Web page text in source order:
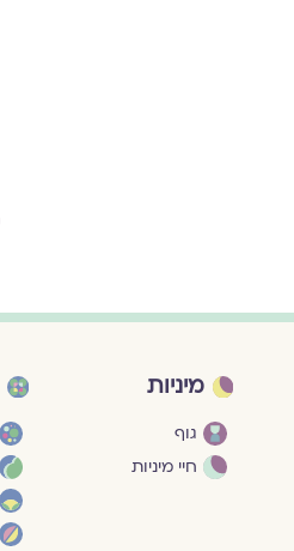
מיניות
גוף
חיי מיניות